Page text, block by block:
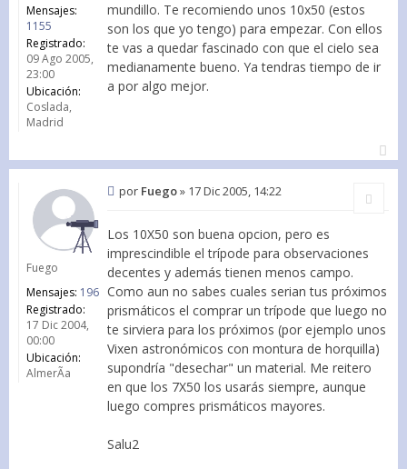
Mensajes:
1155
Registrado:
09 Ago 2005,
23:00
Ubicación:
Coslada,
Madrid
mundillo. Te recomiendo unos 10x50 (estos
son los que yo tengo) para empezar. Con ellos
te vas a quedar fascinado con que el cielo sea
medianamente bueno. Ya tendras tiempo de ir
a por algo mejor.
Fuego
Mensajes: 196
Registrado:
17 Dic 2004,
00:00
Ubicación:
AlmerÃ­a
Citar
por Fuego» 17 Dic 2005, 14:22
Los 10X50 son buena opcion, pero es
imprescindible el trípode para observaciones
decentes y además tienen menos campo.
Como aun no sabes cuales serian tus próximos
prismáticos el comprar un trípode que luego no
te sirviera para los próximos (por ejemplo unos
Vixen astronómicos con montura de horquilla)
supondría "desechar" un material. Me reitero
en que los 7X50 los usarás siempre, aunque
luego compres prismáticos mayores.
Salu2